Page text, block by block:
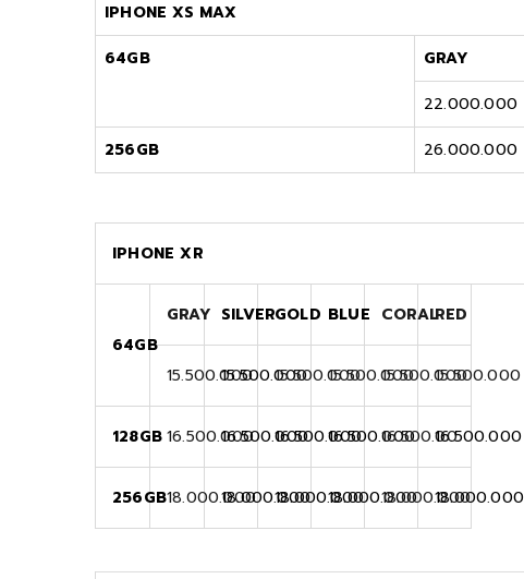
IPHONE XS MAX
64GB
GRAY
22.000.000
256GB
26.000.000
IPHONE XR
64GB
GRAY SILVERGOLD BLUE CORALRED
15.500.00015.500.00015.500.00015.500.00015.500.00015.500.000
128GB16.500.00016.500.00016.500.00016.500.00016.500.0016.500.000
256GB18.000.00018.000.00018.000.00018.000.00018.000.00018.000.000